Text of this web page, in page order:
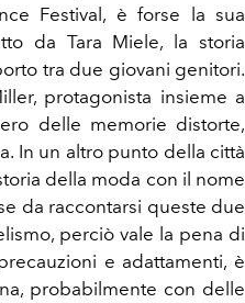
Festival, è forse la sua
da Tara Miele, la storia
tra due giovani genitori.
protagonista insieme a
delle memorie distorte,
In un altro punto della città
della moda con il nome
da raccontarsi queste due
perciò vale la pena di
e adattamenti, è
probabilmente con delle